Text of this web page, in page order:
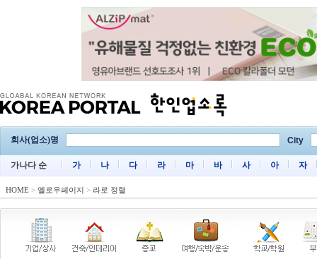
회사(업소)명 City
가나다 순 가 나 다 라 마 바 사 아 자
HOME > 옐로우페이지 > 라로 정렬